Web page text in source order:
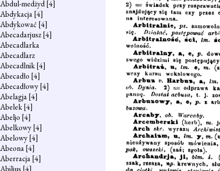
Abdul-medżyd[4]
Abdykacja[4]
Abdykować [4]
Abecadarjusz[4]
Abecadlarka
Abecadlarz
Abecadlnik[4]
Abecadło [4]
Abecadłowy[4]
Abelagja[4]
Abelek[4]
Abeljo [4]
Abelkowy[4]
Abelowy[4]
Abeona[4]
Aberracja[4]
Abiljus [4]